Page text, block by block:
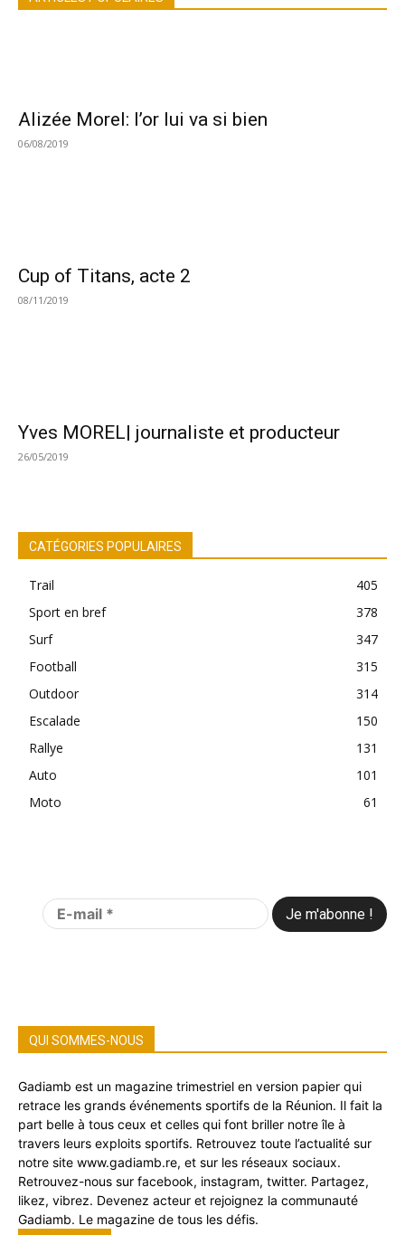
Alizée Morel: l’or lui va si bien
06/08/2019
Cup of Titans, acte 2
08/11/2019
Yves MOREL| journaliste et producteur
26/05/2019
CATÉGORIES POPULAIRES
Trail
405
Sport en bref
378
Surf
347
Football
315
Outdoor
314
Escalade
150
Rallye
131
Auto
101
Moto
61
QUI SOMMES-NOUS
Gadiamb est un magazine trimestriel en version papier qui
retrace les grands événements sportifs de la Réunion. Il fait la
part belle à tous ceux et celles qui font briller notre île à
travers leurs exploits sportifs. Retrouvez toute l’actualité sur
notre site www.gadiamb.re, et sur les réseaux sociaux.
Retrouvez-nous sur facebook, instagram, twitter. Partagez,
likez, vibrez. Devenez acteur et rejoignez la communauté
Gadiamb. Le magazine de tous les défis.